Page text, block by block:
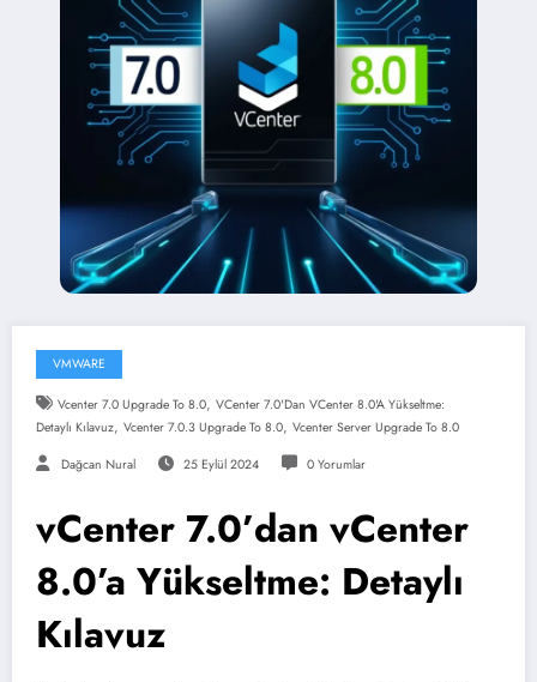
VMWARE
Vcenter 7.0 Upgrade To 8.0, VCenter 7.0'dan VCenter 8.0'a Yükseltme:
Detaylı Kılavuz, Vcenter 7.0.3 Upgrade To 8.0, Vcenter Server Upgrade To 8.0
Dağcan Nural 25 Eylül 2024 0 Yorumlar
vCenter 7.0’dan vCenter
8.0’a Yükseltme: Detaylı
Kılavuz